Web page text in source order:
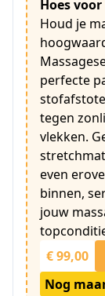
Hoes
Houd je
perfecte
tegen
vlekken.
even
binnen,
jouw
€ 99,00
Nog